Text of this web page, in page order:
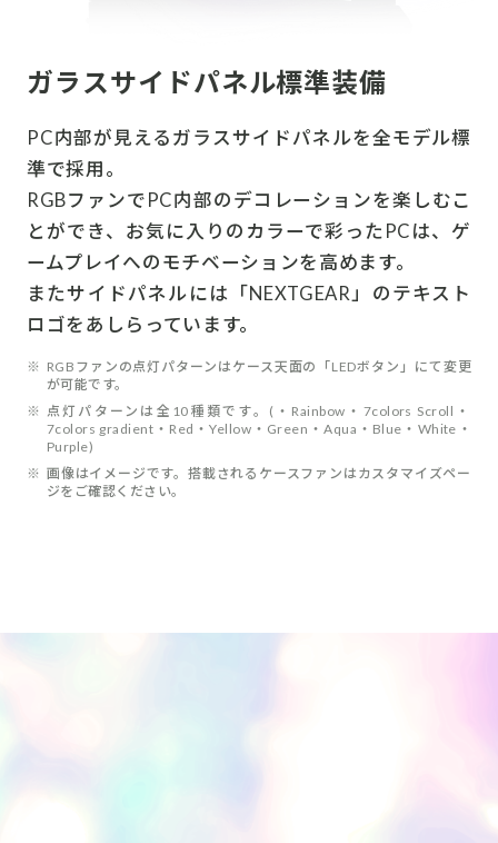
ガラスサイドパネル標準装備
PC内部が見えるガラスサイドパネルを全モデル標
準で採用。
RGBファンでPC内部のデコレーションを楽しむこ
とができ、お気に入りのカラーで彩ったPCは、ゲ
ームプレイへのモチベーションを高めます。
またサイドパネルには「NEXTGEAR」のテキスト
ロゴをあしらっています。
※ RGBファンの点灯パターンはケース天面の「LEDボタン」にて変更
が可能です。
※ 点灯パターンは全10種類です。(・Rainbow・7colors Scroll・
7colors gradient・Red・Yellow・Green・Aqua・Blue・White・
Purple)
※ 画像はイメージです。搭載されるケースファンはカスタマイズペー
ジをご確認ください。